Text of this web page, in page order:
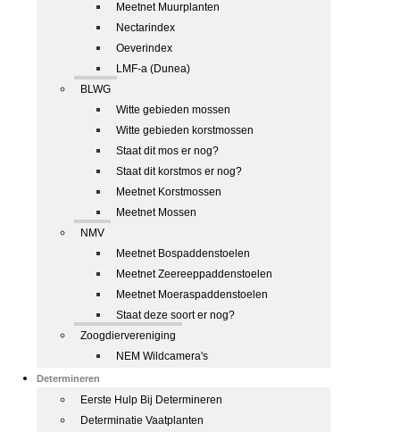
Meetnet Muurplanten
Nectarindex
Oeverindex
LMF-a (Dunea)
BLWG
Witte gebieden mossen
Witte gebieden korstmossen
Staat dit mos er nog?
Staat dit korstmos er nog?
Meetnet Korstmossen
Meetnet Mossen
NMV
Meetnet Bospaddenstoelen
Meetnet Zeereeppaddenstoelen
Meetnet Moeraspaddenstoelen
Staat deze soort er nog?
Zoogdiervereniging
NEM Wildcamera's
Determineren
Eerste Hulp Bij Determineren
Determinatie Vaatplanten